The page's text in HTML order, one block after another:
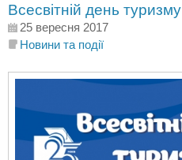
Всесвітній день туризму
25 вересня 2017
Новини та події